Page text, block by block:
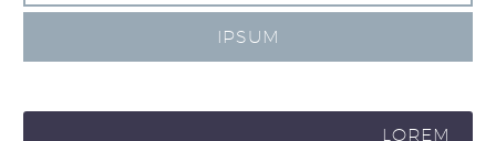
IPSUM
LOREM